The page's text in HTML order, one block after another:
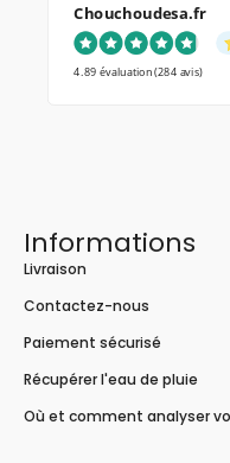
Chouchoudesa.fr
4.89 évaluation(284 avis)
Informations
Livraison
Contactez-nous
Paiement sécurisé
Récupérer l'eau de pluie
Où et comment analyser